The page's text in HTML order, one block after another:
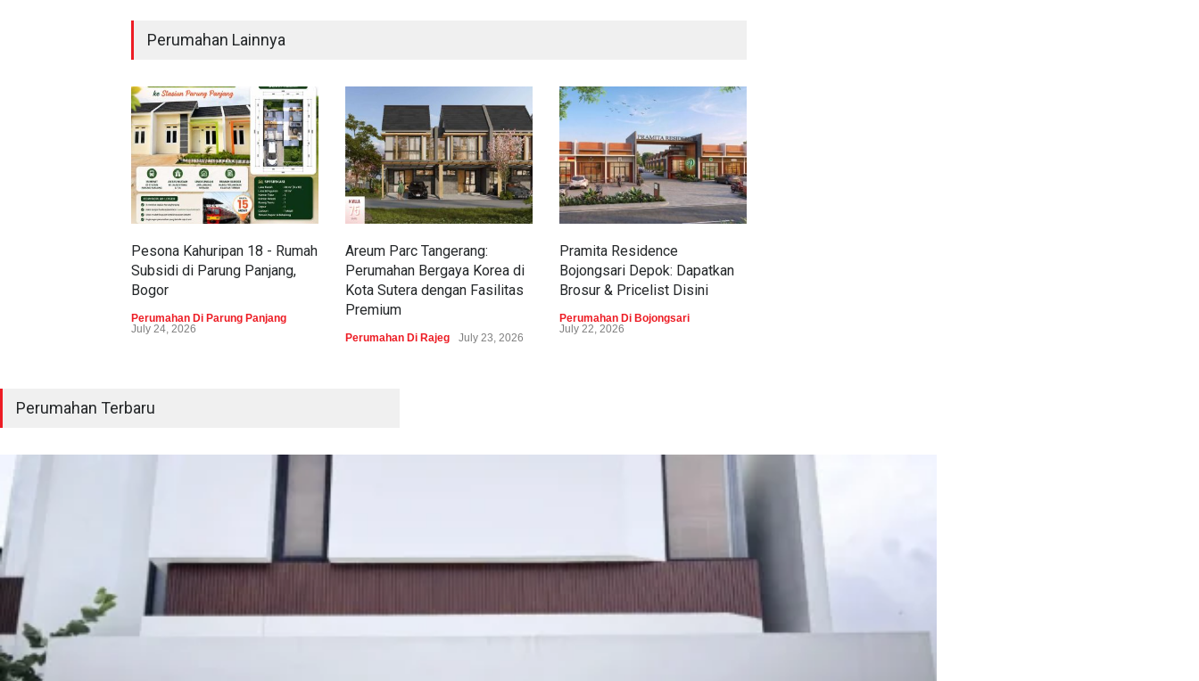
Perumahan Lainnya
Pesona Kahuripan 18 - Rumah
Subsidi di Parung Panjang,
Bogor
Perumahan Di Parung Panjang
July 24, 2026
Areum Parc Tangerang:
Perumahan Bergaya Korea di
Kota Sutera dengan Fasilitas
Premium
Perumahan Di Rajeg July 23, 2026
Pramita Residence
Bojongsari Depok: Dapatkan
Brosur & Pricelist Disini
Perumahan Di Bojongsari
July 22, 2026
Perumahan Terbaru